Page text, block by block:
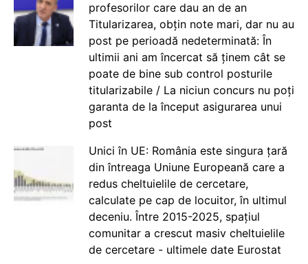
profesorilor care dau an de an
Titularizarea, obțin note mari, dar nu au
post pe perioadă nedeterminată: În
ultimii ani am încercat să ținem cât se
poate de bine sub control posturile
titularizabile / La niciun concurs nu poți
garanta de la început asigurarea unui
post
Unici în UE: România este singura țară
din întreaga Uniune Europeană care a
redus cheltuielile de cercetare,
calculate pe cap de locuitor, în ultimul
deceniu. Între 2015-2025, spațiul
comunitar a crescut masiv cheltuielile
de cercetare - ultimele date Eurostat